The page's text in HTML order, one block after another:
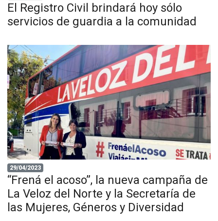
El Registro Civil brindará hoy sólo
servicios de guardia a la comunidad
29/04/2023
“Frená el acoso”, la nueva campaña de
La Veloz del Norte y la Secretaría de
las Mujeres, Géneros y Diversidad